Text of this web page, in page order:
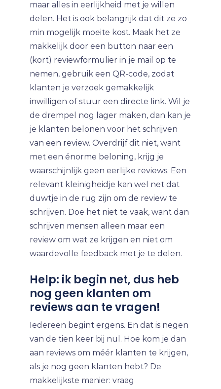
maar alles in eerlijkheid met je willen
delen. Het is ook belangrijk dat dit ze zo
min mogelijk moeite kost. Maak het ze
makkelijk door een button naar een
(kort) reviewformulier in je mail op te
nemen, gebruik een QR-code, zodat
klanten je verzoek gemakkelijk
inwilligen of stuur een directe link. Wil je
de drempel nog lager maken, dan kan je
je klanten belonen voor het schrijven
van een review. Overdrijf dit niet, want
met een énorme beloning, krijg je
waarschijnlijk geen eerlijke reviews. Een
relevant kleinigheidje kan wel net dat
duwtje in de rug zijn om de review te
schrijven. Doe het niet te vaak, want dan
schrijven mensen alleen maar een
review om wat ze krijgen en niet om
waardevolle feedback met je te delen.
Help: ik begin net, dus heb
nog geen klanten om
reviews aan te vragen!
Iedereen begint ergens. En dat is negen
van de tien keer bij nul. Hoe kom je dan
aan reviews om méér klanten te krijgen,
als je nog geen klanten hebt? De
makkelijkste manier: vraag